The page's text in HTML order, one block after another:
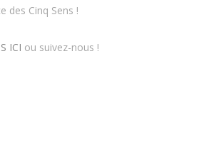
des Cinq Sens !
ICI ou suivez-nous !